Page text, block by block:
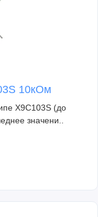
10кОм
X9C103S (до
значени..